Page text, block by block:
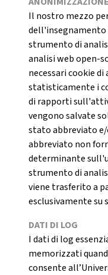
Il nostro mezzo
strumento di
analisi web open-
necessari cookie
statisticamente i
di rapporti
vengono salvate
stato abbreviato
abbreviato non
determinante
strumento di
viene trasferito a
esclusivamente su
DATI DI LOG
I dati di log
memorizzati
consente